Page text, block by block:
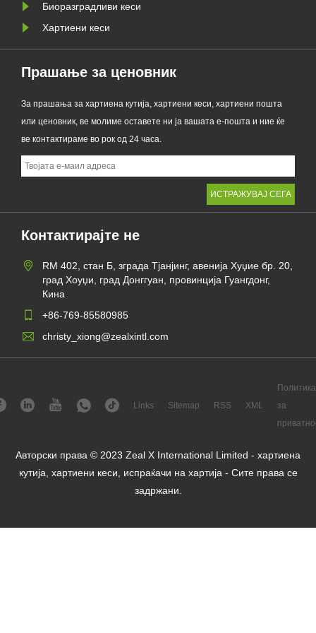
Биоразградливи кеси
Хартиени кеси
Прашање за ценовник
За прашања за хартиена кутија, хартиени кеси, хартиени пошта
или ценовник, ве молиме оставете ни ја вашата е-пошта и ние ќе
ве контактираме во рок од 24 часа.
Контактирајте не
RM 402, стан Б, зграда Тјанјинг, авенија Хуџие бр. 20,
град Хоуџи, град Донггуан, провинција Гуангдонг,
Кина
+86-769-85580985
christy_xiong@zealxintl.com
Links Sitemap RSS XML
Политика
за
Авторски права © 2023 Zeal X International Limited - хартиена
кутија, хартиени кеси, испраќачи на хартија - Сите права се
задржани.